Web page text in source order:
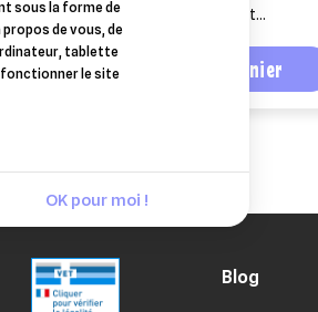
500 ml soin apaisant et
cicatrisant pour chevaux
Ajouter au panier
Blog
sous la forme de
de vous, de
tablette
le site
OK pour moi !